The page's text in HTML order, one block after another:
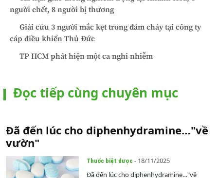
người chết, 8 người bị thương
Giải cứu 3 người mắc kẹt trong đám cháy tại công ty
cáp điều khiển Thủ Đức
TP HCM phát hiện một ca nghi nhiễm
Đọc tiếp cùng chuyên mục
Đã đến lúc cho diphenhydramine…"về
vườn"
Thuốc biệt dược - 18/11/2025
Đã đến lúc cho diphenhydramine…"về